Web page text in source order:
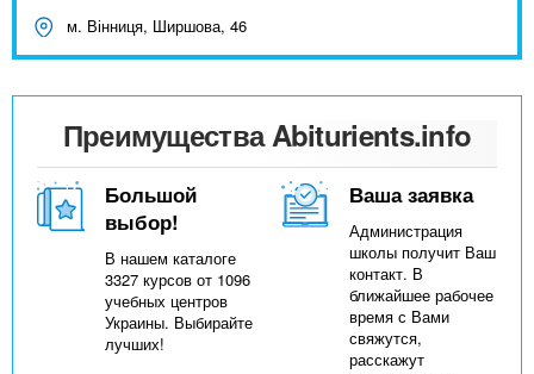
м. Вінниця, Ширшова, 46
Преимущества Abiturients.info
Большой
выбор!
В нашем каталоге
3327 курсов от 1096
учебных центров
Украины. Выбирайте
лучших!
Ваша заявка
Администрация
школы получит Ваш
контакт. В
ближайшее рабочее
время с Вами
свяжутся,
расскажут